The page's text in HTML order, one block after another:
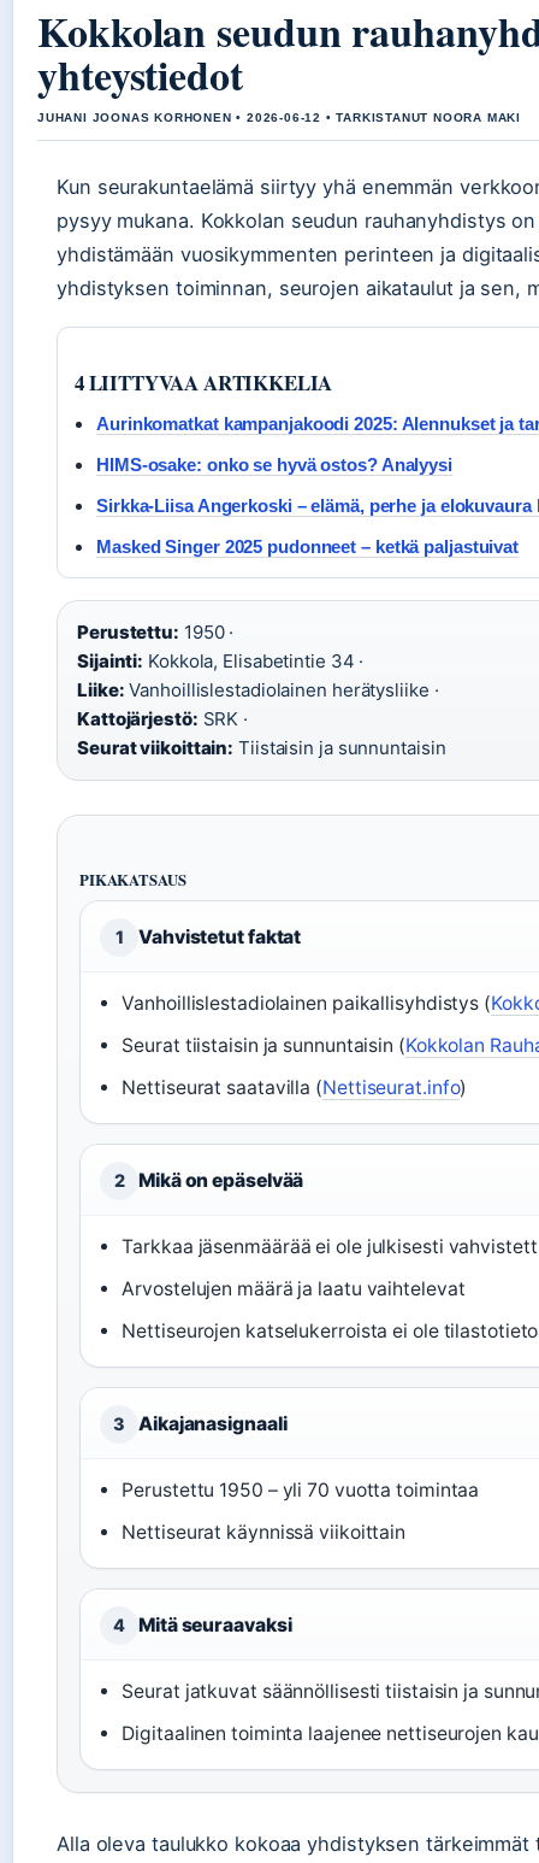
Kokkolan seudun
yhteystiedot
JUHANI JOONAS KORHONEN • 2026-06-12 • TARKISTANUT NOORA MAKI
Kun seurakuntaelämä siirtyy yhä enemmän
pysyy mukana. Kokkolan seudun rauhanyhdistys
yhdistämään vuosikymmenten perinteen ja
yhdistyksen toiminnan, seurojen aikataulut ja sen,
4 LIITTYVAA ARTIKKELIA
Aurinkomatkat kampanjakoodi 2025: Alennukset ja
HIMS-osake: onko se hyvä ostos? Analyysi
Sirkka-Liisa Angerkoski – elämä, perhe ja elokuvaura
Masked Singer 2025 pudonneet – ketkä paljastuivat
Perustettu: 1950 ·
Sijainti: Kokkola, Elisabetintie 34 ·
Liike: Vanhoillislestadiolainen herätysliike ·
Kattojärjestö: SRK ·
Seurat viikoittain: Tiistaisin ja sunnuntaisin
PIKAKATSAUS
1 Vahvistetut faktat
Vanhoillislestadiolainen paikallisyhdistys (
Seurat tiistaisin ja sunnuntaisin (Kokkolan
Nettiseurat saatavilla (Nettiseurat.info)
2 Mikä on epäselvää
Tarkkaa jäsenmäärää ei ole julkisesti
Arvostelujen määrä ja laatu vaihtelevat
Nettiseurojen katselukerroista ei ole
3 Aikajanasignaali
Perustettu 1950 – yli 70 vuotta toimintaa
Nettiseurat käynnissä viikoittain
4 Mitä seuraavaksi
Seurat jatkuvat säännöllisesti tiistaisin ja
Digitaalinen toiminta laajenee nettiseurojen
Alla oleva taulukko kokoaa yhdistyksen